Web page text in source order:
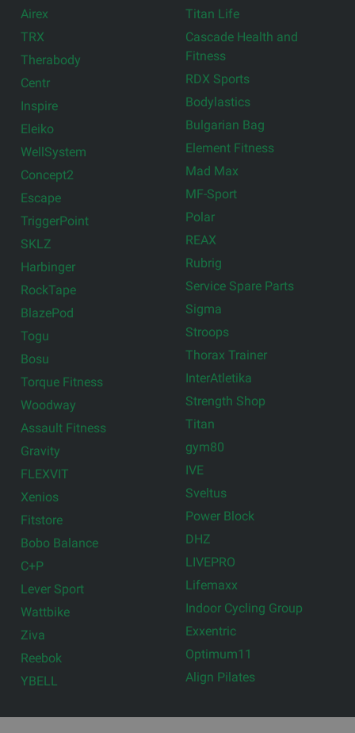
Airex
TRX
Therabody
Centr
Inspire
Eleiko
WellSystem
Concept2
Escape
TriggerPoint
SKLZ
Harbinger
RockTape
BlazePod
Togu
Bosu
Torque Fitness
Woodway
Assault Fitness
Gravity
FLEXVIT
Xenios
Fitstore
Bobo Balance
C+P
Lever Sport
Wattbike
Ziva
Reebok
YBELL
Titan Life
Cascade Health and
Fitness
RDX Sports
Bodylastics
Bulgarian Bag
Element Fitness
Mad Max
MF-Sport
Polar
REAX
Rubrig
Service Spare Parts
Sigma
Stroops
Thorax Trainer
InterAtletika
Strength Shop
Titan
gym80
IVE
Sveltus
Power Block
DHZ
LIVEPRO
Lifemaxx
Indoor Cycling Group
Exxentric
Optimum11
Align Pilates